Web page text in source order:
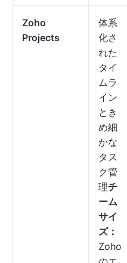
Zoho
Projects
体系
化さ
れた
タイ
ムラ
イン
とき
め細
かな
タス
ク管
理チ
ーム
サイ
ズ：
Zoho